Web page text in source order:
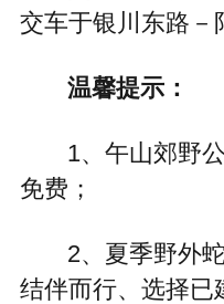
交车于银川东路－
温馨提示：
1、午山郊野
免费；
2、夏季野外
结伴而行、选择已